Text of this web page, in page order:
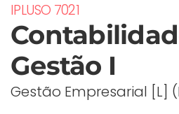
IPLUSO 7021
Gestão I
Gestão Empresarial [L]